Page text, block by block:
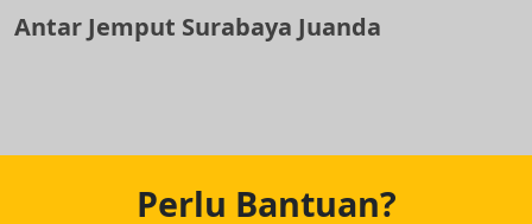
Antar Jemput Surabaya Juanda
Perlu Bantuan?